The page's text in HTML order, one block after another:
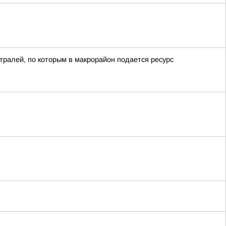
по которым в макрорайон подается ресурс